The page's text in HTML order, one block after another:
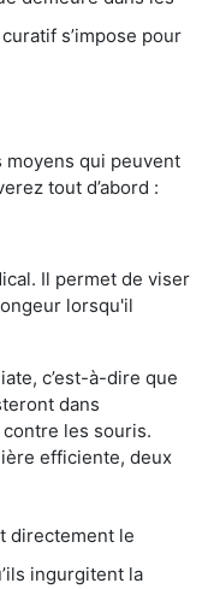
s’impose pour
moyens qui peuvent
tout d’abord :
Il permet de viser
lorsqu'il
c’est-à-dire que
dans
les souris.
efficiente, deux
directement le
ingurgitent la